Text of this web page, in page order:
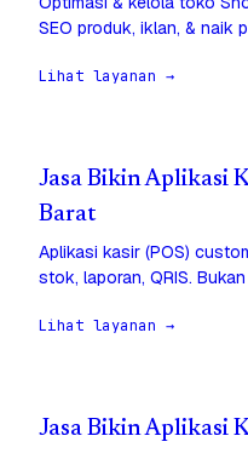
SEO produk, iklan, & naik
Lihat layanan →
Jasa Bikin Aplikasi
Barat
Aplikasi kasir (POS)
stok, laporan, QRIS.
Lihat layanan →
Jasa Bikin Aplikasi